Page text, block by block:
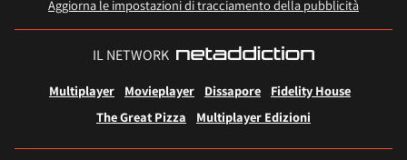
Aggiorna le impostazioni di tracciamento della pubblicità
IL NETWORK
Multiplayer Movieplayer Dissapore
Fidelity House
The Great Pizza
Multiplayer Edizioni